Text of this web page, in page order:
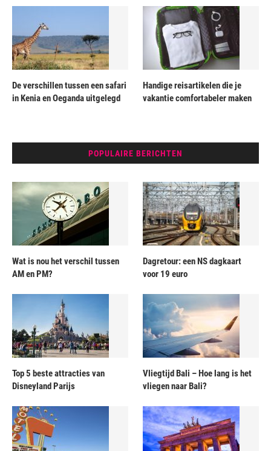
De verschillen tussen een safari
in Kenia en Oeganda uitgelegd
Handige reisartikelen die je
vakantie comfortabeler maken
POPULAIRE BERICHTEN
Wat is nou het verschil tussen
AM en PM?
Dagretour: een NS dagkaart
voor 19 euro
Top 5 beste attracties van
Disneyland Parijs
Vliegtijd Bali – Hoe lang is het
vliegen naar Bali?